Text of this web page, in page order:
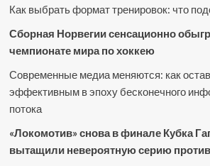
Как выбрать формат тренировок: что
Сборная Норвегии сенсационно
чемпионате мира по хоккею
Современные медиа меняются: как
эффективным в эпоху бесконечного
потока
«Локомотив» снова в финале Кубка
вытащили невероятную серию против